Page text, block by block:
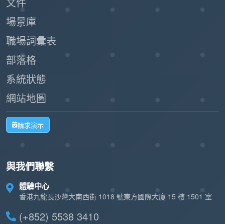
場景庫
職場詞彙表
部落格
系統狀態
網站地圖
請求演示
與我們聯繫
體驗中心
香港九龍長沙灣大南西街 1018 號東方國際大廈 15 樓 1501 室
(+852) 5538 3410